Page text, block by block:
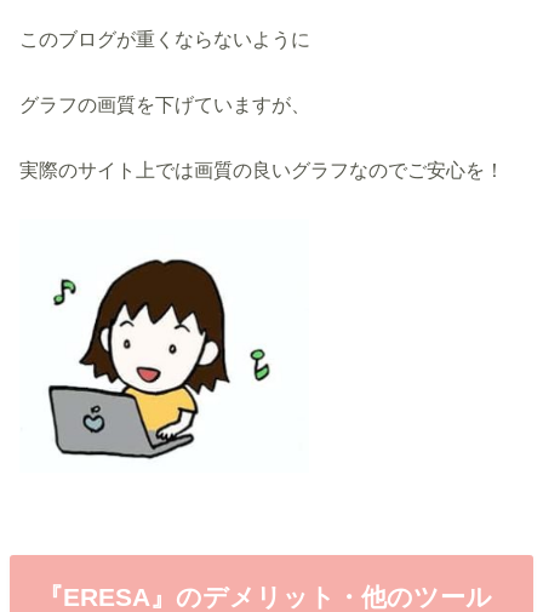
このブログが重くならないように
グラフの画質を下げていますが、
実際のサイト上では画質の良いグラフなのでご安心を！
『ERESA』のデメリット・他のツール